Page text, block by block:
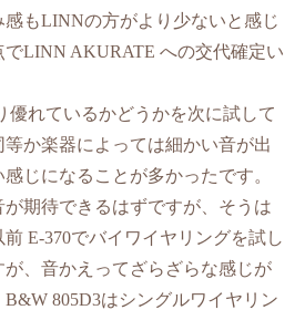
感もLINNの方がより少ないと感じ
でLINN AKURATEへの交代確定い
優れているかどうかを次に試して
か楽器によっては細かい音が出
じになることが多かったです。
期待できるはずですが、そうは
前 E-370でバイワイヤリングを試し
、音かえってざらざらな感じが
B&W 805D3はシングルワイヤリン